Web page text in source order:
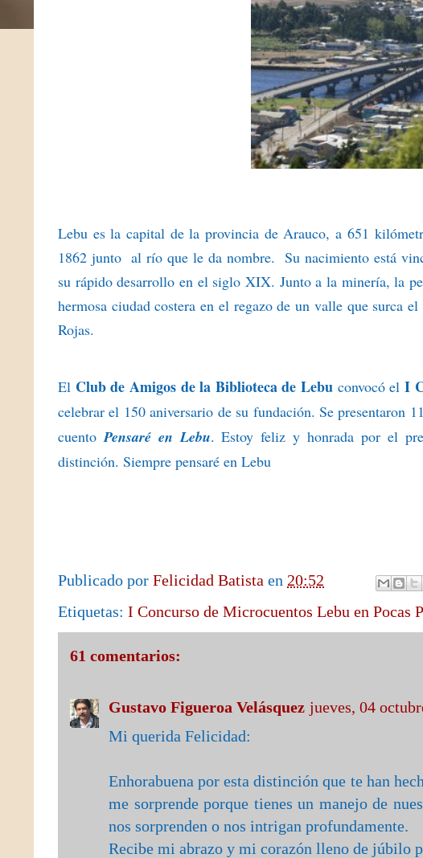
Lebu es la capital de la provincia de Arauco, a 651
1862 junto al río que le da nombre. Su nacimiento está
su rápido desarrollo en el siglo XIX. Junto a la minería, la
hermosa ciudad costera en el regazo de un valle que surca
Rojas.
El Club de Amigos de la Biblioteca de Lebu convocó el I
celebrar el 150 aniversario de su fundación. Se presentaron
cuentoPensaré en Lebu. Estoy feliz y honrada por el
distinción. Siempre pensaré en Lebu
Publicado por Felicidad Batista en 20:52
Etiquetas: I Concurso de Microcuentos Lebu en Pocas
61 comentarios:
Gustavo Figueroa Velásquez jueves, 04
Mi querida Felicidad:
Enhorabuena por esta distinción que te han
me sorprende porque tienes un manejo de
nos sorprenden o nos intrigan profundamente.
Recibe mi abrazo y mi corazón lleno de júbilo